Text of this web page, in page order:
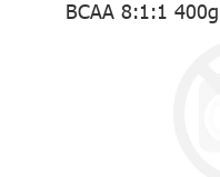
BCAA 8:1:1